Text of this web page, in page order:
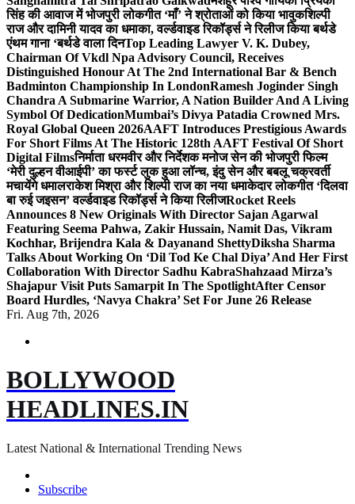
सिंह की आवाज में भोजपुरी लोकगीत ‘माँ’ ने श्रोताओं को किया भावुकशिल्पी
राज और दामिनी यादव का धमाका, वर्ल्डवाइड रिकॉर्ड्स ने रिलीज किया बर्थडे
एंथम गाना ‘बर्थडे वाला दिनTop Leading Lawyer V. K. Dubey,
Chairman Of Vkdl Npa Advisory Council, Receives
Distinguished Honour At The 2nd International Bar & Bench
Badminton Championship In LondonRamesh Joginder Singh
Chandra A Submarine Warrior, A Nation Builder And A Living
Symbol Of DedicationMumbai’s Divya Patadia Crowned Mrs.
Royal Global Queen 2026AAFT Introduces Prestigious Awards
For Short Films At The Historic 128th AAFT Festival Of Short
Digital Filmsनिर्माता धरमवीर और निर्देशक मनोज सेन की भोजपुरी फिल्म
‘मेरी दुल्हन वीआईपी’ का फर्स्ट लुक हुआ लॉन्च, इंदु सेन और बबलू चक्रवर्ती
मचायेंगे धमालराकेश मिश्रा और शिल्पी राज का नया धमाकेदार लोकगीत ‘दिलवा
बा रुई जइसन’ वर्ल्डवाइड रिकॉर्ड्स ने किया रिलीजRocket Reels
Announces 8 New Originals With Director Sajan Agarwal
Featuring Seema Pahwa, Zakir Hussain, Namit Das, Vikram
Kochhar, Brijendra Kala & Dayanand ShettyDiksha Sharma
Talks About Working On ‘Dil Tod Ke Chal Diya’ And Her First
Collaboration With Director Sadhu KabraShahzaad Mirza’s
Shajapur Visit Puts Samarpit In The SpotlightAfter Censor
Board Hurdles, ‘Navya Chakra’ Set For June 26 Release
Fri. Aug 7th, 2026
BOLLYWOOD
HEADLINES.IN
Latest National & International Trending News
Subscribe